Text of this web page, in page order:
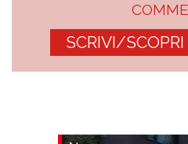
SCRIVI/